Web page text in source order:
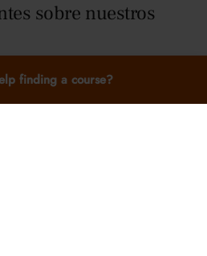
sobre nuestros
a una universidad o
finding a course?